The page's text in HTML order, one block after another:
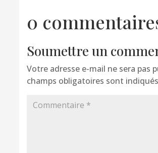
0
Soumettre un
Votre adresse e-mail ne sera pas
champs obligatoires sont